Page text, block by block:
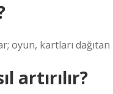
oyun, kartları
artırılır?